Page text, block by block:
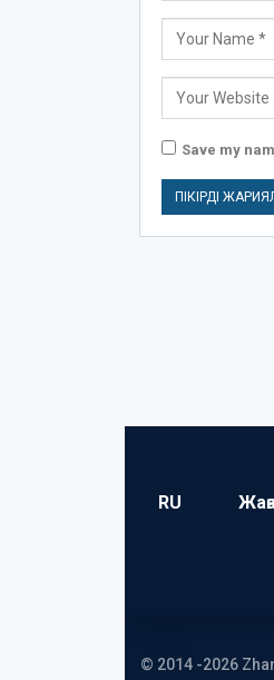
Save my
RU
© 2014 -2026